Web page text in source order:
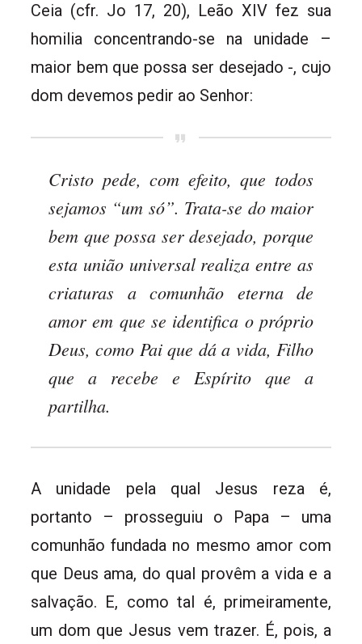
Ceia (cfr. Jo 17, 20), Leão XIV fez sua
homilia concentrando-se na unidade –
maior bem que possa ser desejado -, cujo
dom devemos pedir ao Senhor:
Cristo pede, com efeito, que todos
sejamos “um só”. Trata-se do maior
bem que possa ser desejado, porque
esta união universal realiza entre as
criaturas a comunhão eterna de
amor em que se identifica o próprio
Deus, como Pai que dá a vida, Filho
que a recebe e Espírito que a
partilha.
A unidade pela qual Jesus reza é,
portanto – prosseguiu o Papa – uma
comunhão fundada no mesmo amor com
que Deus ama, do qual provêm a vida e a
salvação. E, como tal é, primeiramente,
um dom que Jesus vem trazer. É, pois, a